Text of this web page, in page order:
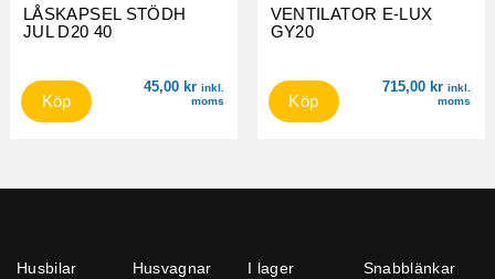
LÅSKAPSEL STÖDH
JUL D20 40
45,00 kr inkl.
moms
Köp
VENTILATOR E-LUX
GY20
715,00 kr inkl.
moms
Köp
Husbilar Husvagnar I lager Snabblänkar